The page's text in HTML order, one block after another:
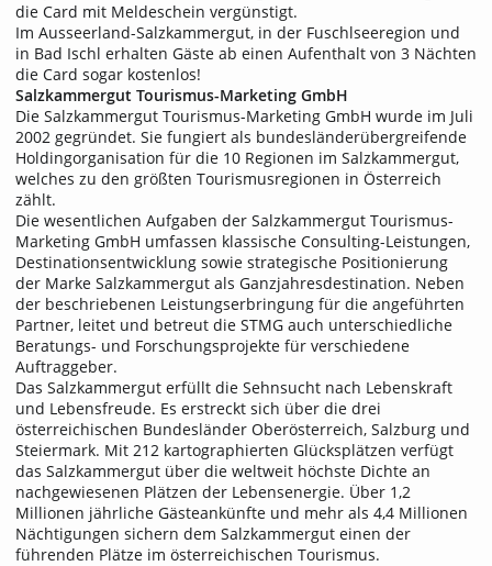
die Card mit Meldeschein vergünstigt.
Im Ausseerland-Salzkammergut, in der Fuschlseeregion und
in Bad Ischl erhalten Gäste ab einen Aufenthalt von 3 Nächten
die Card sogar kostenlos!
Salzkammergut Tourismus-Marketing GmbH
Die Salzkammergut Tourismus-Marketing GmbH wurde im Juli
2002 gegründet. Sie fungiert als bundesländerübergreifende
Holdingorganisation für die 10 Regionen im Salzkammergut,
welches zu den größten Tourismusregionen in Österreich
zählt.
Die wesentlichen Aufgaben der Salzkammergut Tourismus-
Marketing GmbH umfassen klassische Consulting-Leistungen,
Destinationsentwicklung sowie strategische Positionierung
der Marke Salzkammergut als Ganzjahresdestination. Neben
der beschriebenen Leistungserbringung für die angeführten
Partner, leitet und betreut die STMG auch unterschiedliche
Beratungs- und Forschungsprojekte für verschiedene
Auftraggeber.
Das Salzkammergut erfüllt die Sehnsucht nach Lebenskraft
und Lebensfreude. Es erstreckt sich über die drei
österreichischen Bundesländer Oberösterreich, Salzburg und
Steiermark. Mit 212 kartographierten Glücksplätzen verfügt
das Salzkammergut über die weltweit höchste Dichte an
nachgewiesenen Plätzen der Lebensenergie. Über 1,2
Millionen jährliche Gästeankünfte und mehr als 4,4 Millionen
Nächtigungen sichern dem Salzkammergut einen der
führenden Plätze im österreichischen Tourismus.